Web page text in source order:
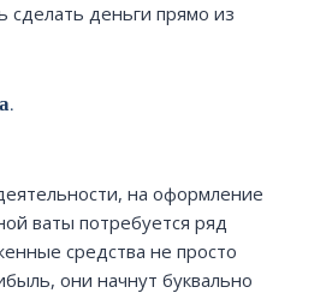
деньги прямо из
на оформление
ваты потребуется ряд
средства не просто
они начнут буквально